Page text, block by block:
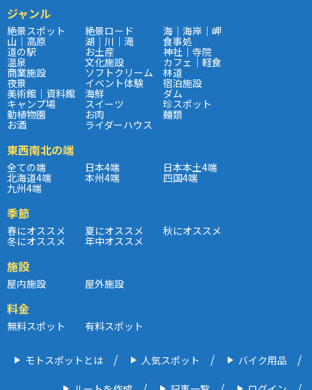
ジャンル
絶景スポット 絶景ロード 海｜海岸｜岬
山｜高原 湖｜川｜滝 食事処
道の駅 お土産 神社｜寺院
温泉 文化施設 カフェ｜軽食
商業施設 ソフトクリーム 林道
夜景 イベント体験 宿泊施設
美術館｜資料館 海鮮 ダム
キャンプ場 スイーツ 珍スポット
動植物園 お肉 麺類
お酒 ライダーハウス
東西南北の端
全ての端 日本4端 日本本土4端
北海道4端 本州4端 四国4端
九州4端
季節
春にオススメ 夏にオススメ 秋にオススメ
冬にオススメ 年中オススメ
施設
屋内施設 屋外施設
料金
無料スポット 有料スポット
モトスポットとは 人気スポット バイク用品